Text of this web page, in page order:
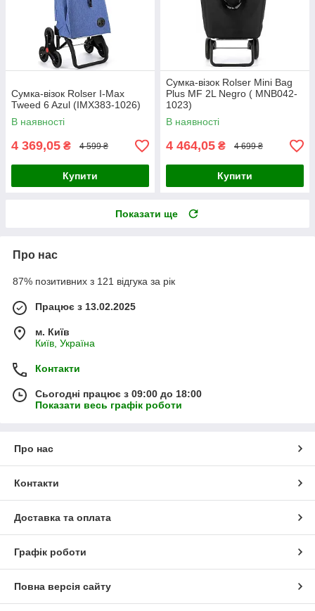
Сумка-візок Rolser I-Max
Tweed 6 Azul (IMX383-1026)
В наявності
4 369,05 ₴ 4 599 ₴
Купити
Сумка-візок Rolser Mini Bag
Plus MF 2L Negro ( MNB042-
1023)
В наявності
4 464,05 ₴ 4 699 ₴
Купити
Показати ще
Про нас
87% позитивних з 121 відгука за рік
Працює з 13.02.2025
м. Київ
Київ, Україна
Контакти
Сьогодні працює з 09:00 до 18:00
Показати весь графік роботи
Про нас
Контакти
Доставка та оплата
Графік роботи
Повна версія сайту